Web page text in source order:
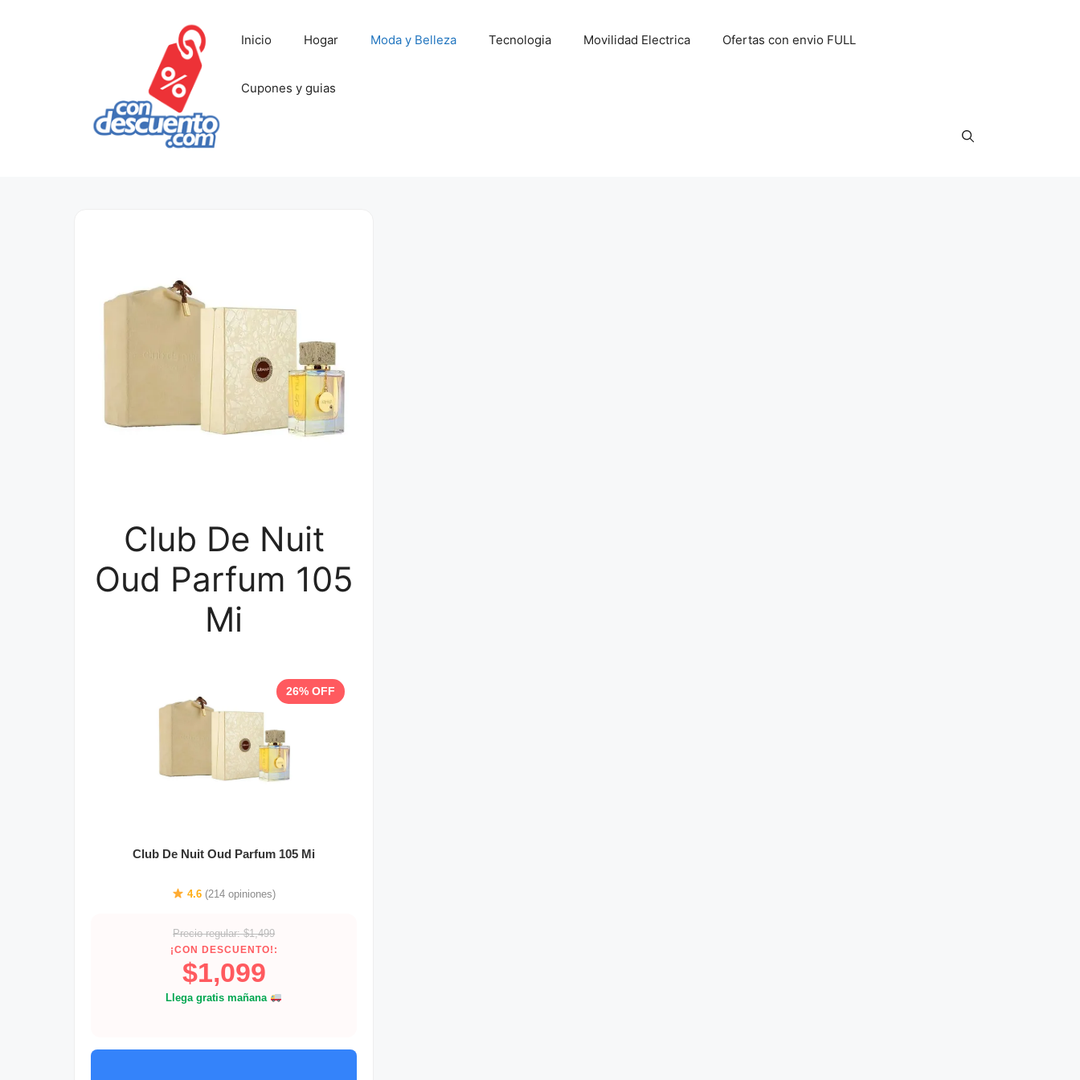
Inicio Hogar Moda y Belleza Tecnologia Movilidad Electrica Ofertas con envio FULL
Cupones y guias
Club De Nuit
Oud Parfum 105
Mi
26% OFF
Club De Nuit Oud Parfum 105 Mi
4.6 (214 opiniones)
Precio regular: $1,499
¡CON DESCUENTO!:
$1,099
Llega gratis mañana